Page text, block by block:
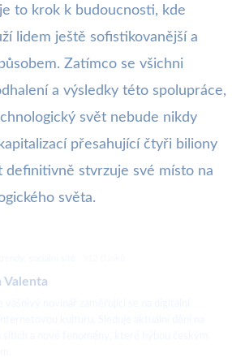
to krok k budoucnosti, kde
lidem ještě sofistikovanější a
Zatímco se všichni
a výsledky této spolupráce,
svět nebude nikdy
přesahující čtyři biliony
definitivně stvrzuje své místo na
světa.
Valenta